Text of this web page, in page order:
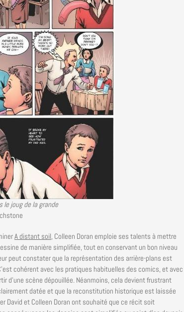
le joug de la grande
A distant soil, Colleen Doran emploie ses talents à mettre
de manière simplifiée, tout en conservant un bon niveau
peut constater que la représentation des arrière-plans est
cohérent avec les pratiques habituelles des comics, et avec
d’une scène dépouillée. Néanmoins, cela devient frustrant
datée et que la reconstitution historique est laissée
David et Colleen Doran ont souhaité que ce récit soit